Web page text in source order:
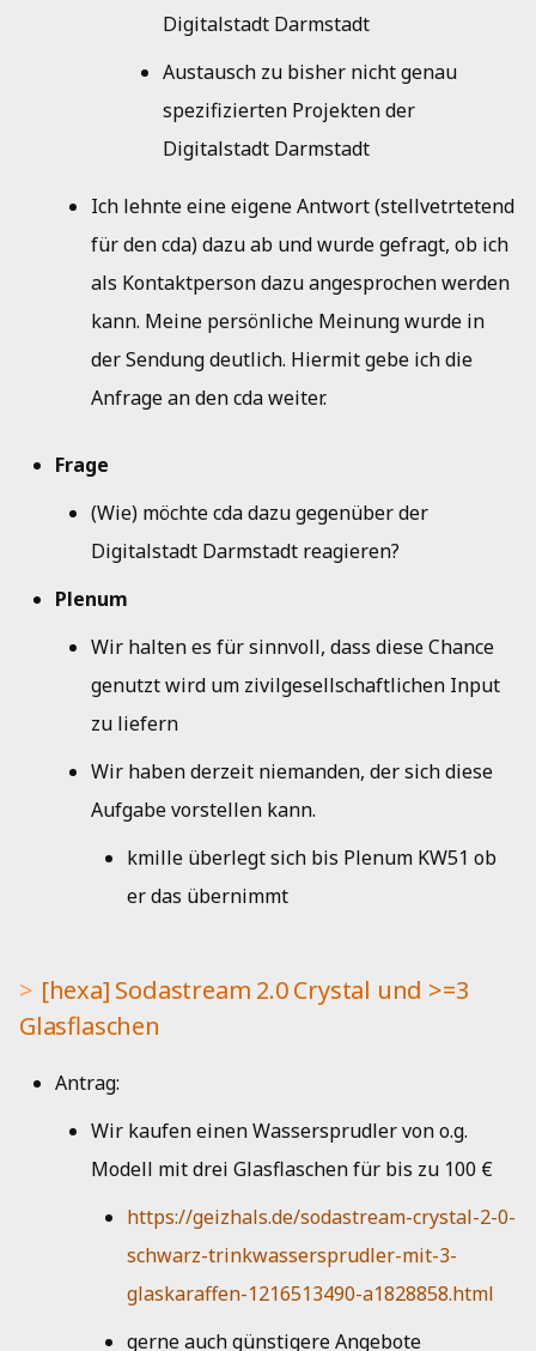
Digitalstadt Darmstadt
Austausch zu bisher nicht genau
spezifizierten Projekten der
Digitalstadt Darmstadt
Ich lehnte eine eigene Antwort (stellvetrtetend
für den cda) dazu ab und wurde gefragt, ob ich
als Kontaktperson dazu angesprochen werden
kann. Meine persönliche Meinung wurde in
der Sendung deutlich. Hiermit gebe ich die
Anfrage an den cda weiter.
Frage
(Wie) möchte cda dazu gegenüber der
Digitalstadt Darmstadt reagieren?
Plenum
Wir halten es für sinnvoll, dass diese Chance
genutzt wird um zivilgesellschaftlichen Input
zu liefern
Wir haben derzeit niemanden, der sich diese
Aufgabe vorstellen kann.
kmille überlegt sich bis Plenum KW51 ob
er das übernimmt
[hexa] Sodastream 2.0 Crystal und >=3
Glasflaschen
Antrag:
Wir kaufen einen Wassersprudler von o.g.
Modell mit drei Glasflaschen für bis zu 100 €
https://geizhals.de/sodastream-crystal-2-0-
schwarz-trinkwassersprudler-mit-3-
glaskaraffen-1216513490-a1828858.html
gerne auch günstigere Angebote